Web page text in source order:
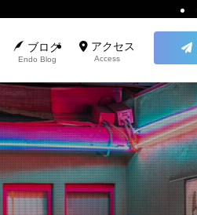
ブログ
Endo Blog
アクセス
Access